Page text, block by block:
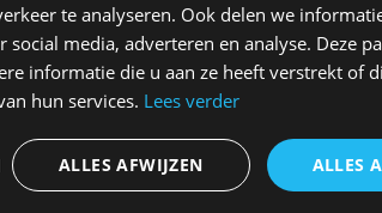
Bekende fouten
Aansprakelijkheid
Eigen geleden schade
te analyseren. Ook delen we
media, adverteren en analyse. Deze
informatie die u aan ze heeft verstrekt of
hun services. Lees verder
ALLES
ALLES AFWIJZEN